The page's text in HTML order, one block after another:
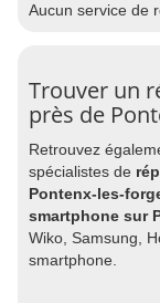
Aucun service de
Trouver un
près de
Retrouvez
spécialistes de
Pontenx-les-
smartphone sur
Wiko, Samsung,
smartphone.